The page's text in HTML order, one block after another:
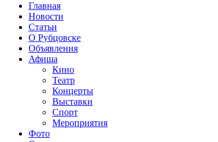
Главная
Новости
Статьи
О Рубцовске
Объявления
Афиша
Кино
Театр
Концерты
Выставки
Спорт
Мероприятия
Фото